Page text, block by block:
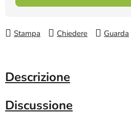
Stampa Chiedere Guarda
Descrizione
Discussione